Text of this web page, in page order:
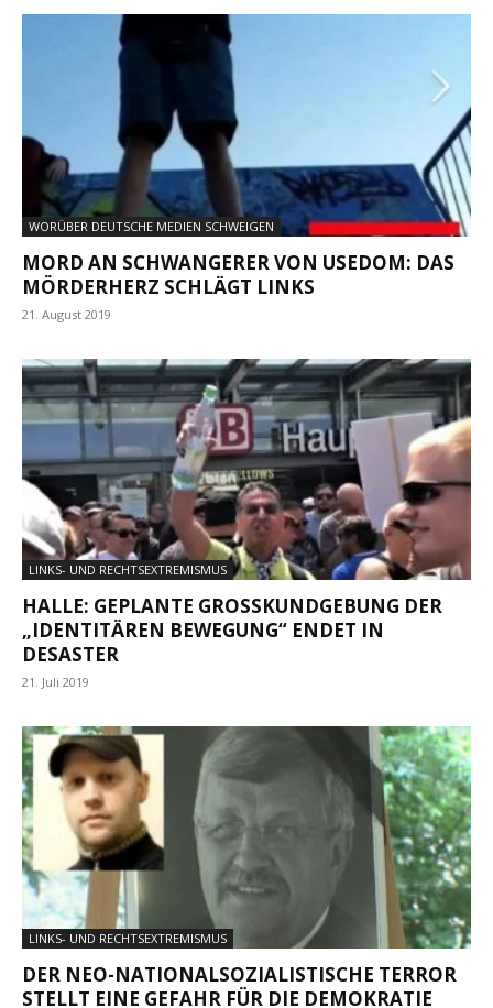
WORÜBER DEUTSCHE MEDIEN SCHWEIGEN
MORD AN SCHWANGERER VON USEDOM: DAS
MÖRDERHERZ SCHLÄGT LINKS
21. August 2019
LINKS- UND RECHTSEXTREMISMUS
HALLE: GEPLANTE GROSSKUNDGEBUNG DER „
IDENTITÄREN BEWEGUNG“ ENDET IN D
ESASTER
21. Juli 2019
LINKS- UND RECHTSEXTREMISMUS
DER NEO-NATIONALSOZIALISTISCHE TERROR
STELLT EINE GEFAHR FÜR DIE DEMOKRATIE